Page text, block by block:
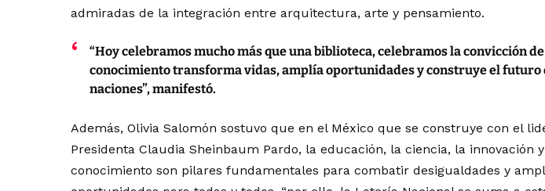
admiradas de la integración entre arquitectura, arte y pensamiento.
“Hoy celebramos mucho más que una biblioteca, celebramos la convicción
conocimiento transforma vidas, amplía oportunidades y construye el futuro
naciones”, manifestó.
Además, Olivia Salomón sostuvo que en el México que se construye con el
Presidenta Claudia Sheinbaum Pardo, la educación, la ciencia, la innovación
conocimiento son pilares fundamentales para combatir desigualdades y